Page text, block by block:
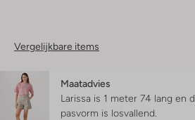
Vergelijkbare items
Maatadvies
Larissa is 1 meter 74 lang en
pasvorm is losvallend